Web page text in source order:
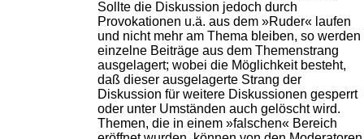
Sollte die Diskussion jedoch durch
Provokationen u.ä. aus dem »Ruder« laufen
und nicht mehr am Thema bleiben, so werden
einzelne Beiträge aus dem Themenstrang
ausgelagert; wobei die Möglichkeit besteht,
daß dieser ausgelagerte Strang der
Diskussion für weitere Diskussionen gesperrt
oder unter Umständen auch gelöscht wird.
Themen, die in einem »falschen« Bereich